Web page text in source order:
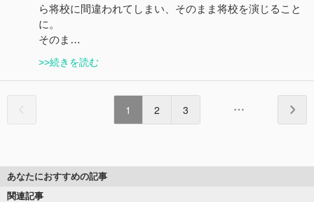
ら将校に間違われてしまい、そのまま将校を演じること
に。
そのま…
>>続きを読む
1 2 3
あなたにおすすめの記事
関連記事